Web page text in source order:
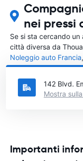
nei pressi
Se si sta cercando un
città diversa da
Noleggio auto Francia
città in Francia si
142 Blvd.
Mostra
Importanti